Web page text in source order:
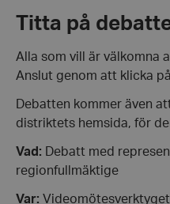
Titta på
Alla som vill är välkomna
Anslut genom att klicka
Debatten kommer även
distriktets hemsida, för
Vad: Debatt med
regionfullmäktige
Var: